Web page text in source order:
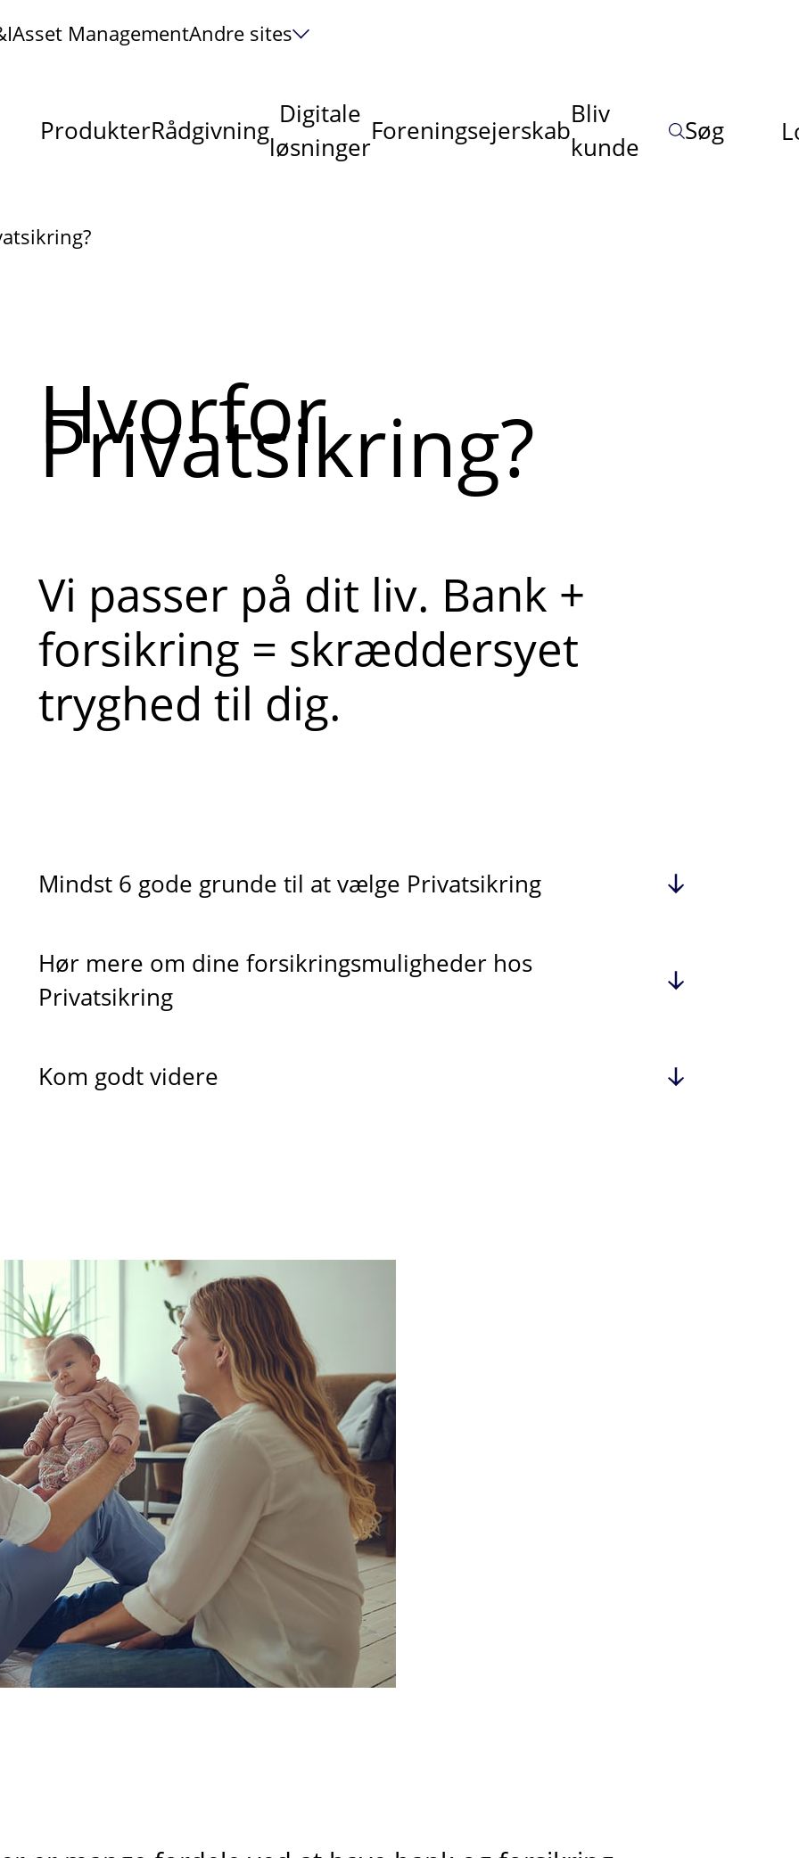
Asset ManagementAndre sites
ProdukterRådgivning
Digitale
løsninger
Foreningsejerskab
Bliv
kunde
Søg
Hvorfor
Privatsikring?
Vi passer på dit liv. Bank +
forsikring = skræddersyet
tryghed til dig.
Mindst 6 gode grunde til at vælge Privatsikring
Hør mere om dine forsikringsmuligheder hos
Privatsikring
Kom godt videre